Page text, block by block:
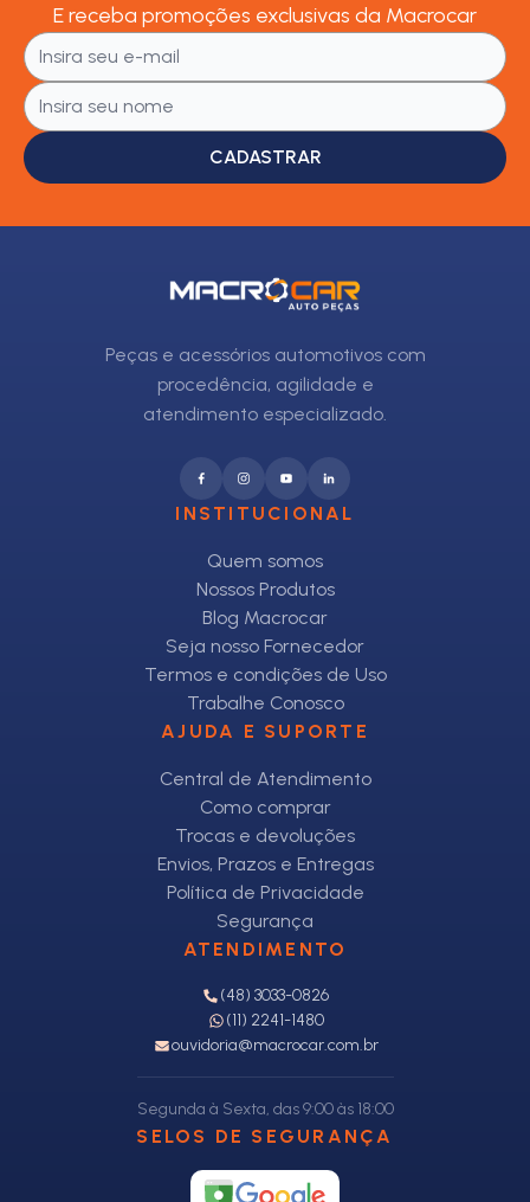
E receba promoções exclusivas da Macrocar
CADASTRAR
Peças e acessórios automotivos com
procedência, agilidade e
atendimento especializado.
INSTITUCIONAL
Quem somos
Nossos Produtos
Blog Macrocar
Seja nosso Fornecedor
Termos e condições de Uso
Trabalhe Conosco
AJUDA E SUPORTE
Central de Atendimento
Como comprar
Trocas e devoluções
Envios, Prazos e Entregas
Política de Privacidade
Segurança
ATENDIMENTO
(48) 3033-0826
(11) 2241-1480
ouvidoria@macrocar.com.br
Segunda à Sexta, das 9:00 às 18:00
SELOS DE SEGURANÇA